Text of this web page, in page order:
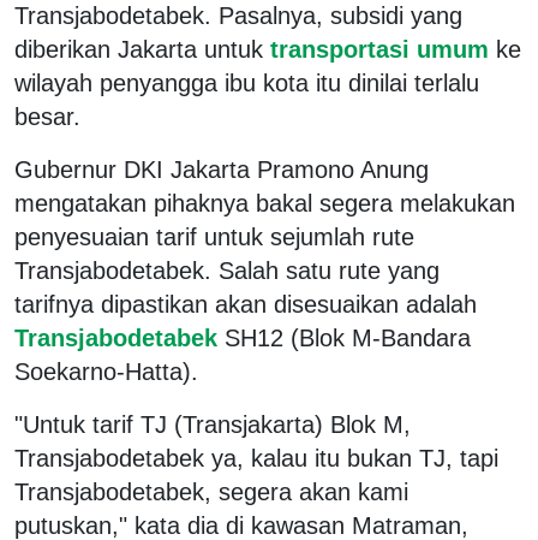
Transjabodetabek. Pasalnya, subsidi yang
diberikan Jakarta untuk transportasi umum ke
wilayah penyangga ibu kota itu dinilai terlalu
besar.
Gubernur DKI Jakarta Pramono Anung
mengatakan pihaknya bakal segera melakukan
penyesuaian tarif untuk sejumlah rute
Transjabodetabek. Salah satu rute yang
tarifnya dipastikan akan disesuaikan adalah
Transjabodetabek SH12 (Blok M-Bandara
Soekarno-Hatta).
"Untuk tarif TJ (Transjakarta) Blok M,
Transjabodetabek ya, kalau itu bukan TJ, tapi
Transjabodetabek, segera akan kami
putuskan," kata dia di kawasan Matraman,